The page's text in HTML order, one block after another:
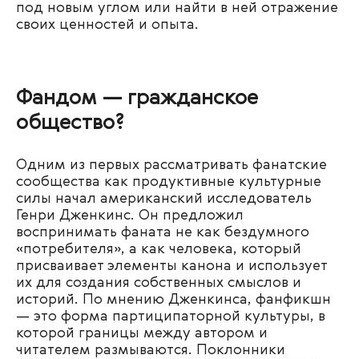
под новым углом или найти в ней отражение
своих ценностей и опыта.
Фандом — гражданское
общество?
Одним из первых рассматривать фанатские
сообщества как продуктивные культурные
силы начал американский исследователь
Генри Дженкинс. Он предложил
воспринимать фаната не как бездумного
«потребителя», а как человека, который
присваивает элементы канона и использует
их для создания собственных смыслов и
историй. По мнению Дженкинса, фанфикшн
— это форма партиципаторной культуры, в
которой границы между автором и
читателем размываются. Поклонники